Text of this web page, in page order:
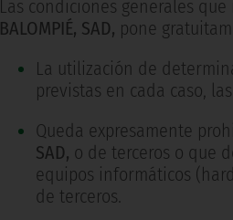
Las condiciones generales
BALOMPIÉ, SAD, pone
La utilización de
previstas en cada caso,
Queda expresamente
SAD, o de terceros o que
equipos informáticos
de terceros.